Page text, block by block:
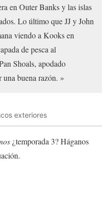
en Outer Banks y las islas
Lo último que JJ y John
viendo a Kooks en
de pesca al
Shoals, apodado
buena razón. »
exteriores
¿temporada 3? Háganos